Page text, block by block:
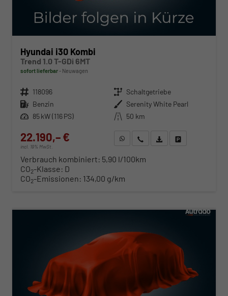
Hyundai i30 Kombi
Trend 1.0 T-GDi 6MT
sofort lieferbar Neuwagen
Fahrzeugnr. 118096 Getriebe Schaltgetriebe
Kraftstoff Benzin Außenfarbe Serenity White Pearl
Leistung 85 kW (116 PS) Kilometerstand 50 km
22.190,– €
incl. 19% MwSt.
WhatsApp anfragen
Wir rufen Sie anFahrzeugexposé (PDF)
Verbrauch kombiniert: 5,90 l/100km
CO2-Klasse: D
CO2-Emissionen: 134,00 g/km